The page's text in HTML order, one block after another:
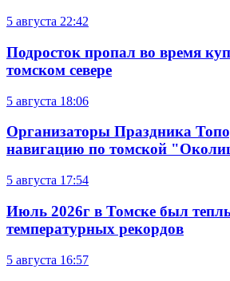
5 августа 22:42
Подросток пропал во время
томском севере
5 августа 18:06
Организаторы Праздника
навигацию по томской
5 августа 17:54
Июль 2026г в Томске был
температурных рекордов
5 августа 16:57